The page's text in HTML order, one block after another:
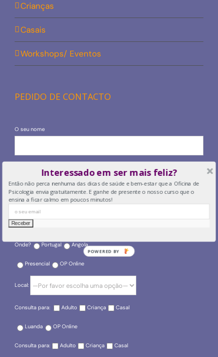
Crianças
Casais
Workshops/ Eventos
PEDIDO DE CONTACTO
O seu nome
O seu telefone
Onde? Portugal Angola
Presencial OP Online
Local:
Consulta para: Adulto Criança Casal
Luanda OP Online
Consulta para: Adulto Criança Casal
Interessado em ser mais feliz?
Então não perca nenhuma das dicas de saúde e bem-estar que a Oficina de
Psicologia envia gratuitamente. E ganhe de presente o nosso curso que o
ensina a ficar calmo em poucos minutos!
POWERED BY